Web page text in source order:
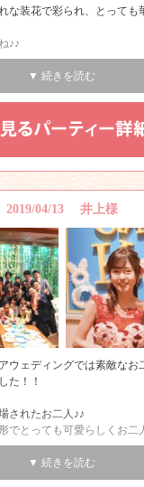
ントとお手紙☆☆
へのサプライズは新郎様が
し、一緒に歌おうとのサプ
にとっても盛り上がりまし
ふたりの末永い幸せをカフ
ッフ一同心よりお祈り申し
す！！
な装花で彩られ、とっても
♪♪
お花をお持込頂く事も可能
ストでとっても会場の雰囲
一緒にお話しを楽しまれ、
も幹事様の司会が名司会で
いパーティーとなりました
まれ新郎新婦様とっても幸
す！！
▼ 続きを読む
2019/04/13 井上様
ウェディングでは素敵なお
た！！
されたお二人♪♪
でとっても可愛らしくお二
ティーはスタート！！
▼ 続きを読む